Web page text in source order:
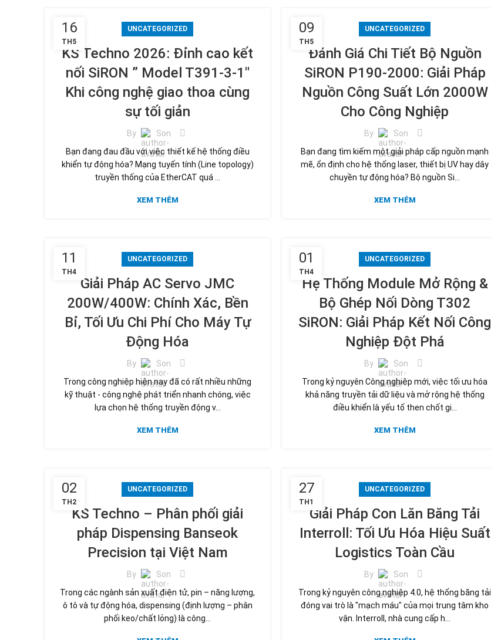
16
TH5
UNCATEGORIZED
KS Techno 2026: Đỉnh cao kết
nối SiRON ” Model T391-3-1″
Khi công nghệ giao thoa cùng
sự tối giản
By
Son
Bạn đang đau đầu với việc thiết kế hệ thống điều
khiển tự động hóa? Mạng tuyến tính (Line topology)
truyền thống của EtherCAT quá ...
XEM THÊM
09
TH5
UNCATEGORIZED
Đánh Giá Chi Tiết Bộ Nguồn
SiRON P190-2000: Giải Pháp
Nguồn Công Suất Lớn 2000W
Cho Công Nghiệp
By
Son
Bạn đang tìm kiếm một giải pháp cấp nguồn mạnh
mẽ, ổn định cho hệ thống laser, thiết bị UV hay dây
chuyền tự động hóa? Bộ nguồn Si...
XEM THÊM
11
TH4
UNCATEGORIZED
Giải Pháp AC Servo JMC
200W/400W: Chính Xác, Bền
Bỉ, Tối Ưu Chi Phí Cho Máy Tự
Động Hóa
By
Son
Trong công nghiệp hiện nay đã có rất nhiều những
kỹ thuật - công nghệ phát triển nhanh chóng, việc
lựa chọn hệ thống truyền động v...
XEM THÊM
01
TH4
UNCATEGORIZED
Hệ Thống Module Mở Rộng &
Bộ Ghép Nối Dòng T302
SiRON: Giải Pháp Kết Nối Công
Nghiệp Đột Phá
By
Son
Trong kỷ nguyên Công nghiệp mới, việc tối ưu hóa
khả năng truyền tải dữ liệu và mở rộng hệ thống
điều khiển là yếu tố then chốt gi...
XEM THÊM
02
TH2
UNCATEGORIZED
KS Techno – Phân phối giải
pháp Dispensing Banseok
Precision tại Việt Nam
By
Son
Trong các ngành sản xuất điện tử, pin – năng lượng,
ô tô và tự động hóa, dispensing (định lượng – phân
phối keo/chất lỏng) là công...
27
TH1
UNCATEGORIZED
Giải Pháp Con Lăn Băng Tải
Interroll: Tối Ưu Hóa Hiệu Suất
Logistics Toàn Cầu
By
Son
Trong kỷ nguyên công nghiệp 4.0, hệ thống băng tải
đóng vai trò là "mạch máu" của mọi trung tâm kho
vận. Interroll, nhà cung cấp h...